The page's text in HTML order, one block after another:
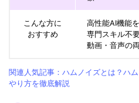
こんな方に
おすすめ
高性能AI機能
専門スキル不
動画・音声の
関連人気記事：ハムノイズとは？ハ
やり方を徹底解説